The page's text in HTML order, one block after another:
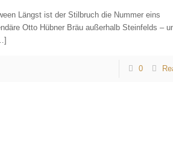
Längst ist der Stilbruch die Nummer eins
Otto Hübner Bräu außerhalb Steinfelds –
0